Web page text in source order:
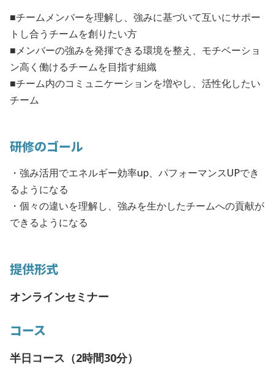
■チームメンバーを理解し、強みに基づいて互いにサポー
トし合うチームを創りたい方
■メンバーの強みを発揮できる環境を整え、モチベーショ
ン高く働けるチームを目指す組織
■チーム内のコミュニケーションを増やし、活性化したい
チーム
研修のゴール
・強み活用でエネルギー効率up、パフォーマンスUPでき
るようになる
・個々の違いを理解し、強みを生かしたチームへの貢献が
できるようになる
提供形式
オンラインセミナー
コース
半日コース（2時間30分）